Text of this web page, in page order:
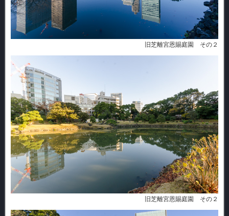
旧芝離宮恩賜庭園 その２
旧芝離宮恩賜庭園 その２